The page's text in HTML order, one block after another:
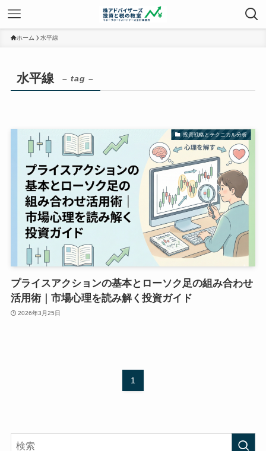
ホーム 水平線
水平線 – tag –
投資戦略とテクニカル分析
プライスアクションの基本とローソク足の組み合わせ
活用術｜市場心理を読み解く投資ガイド
2026年3月25日
1